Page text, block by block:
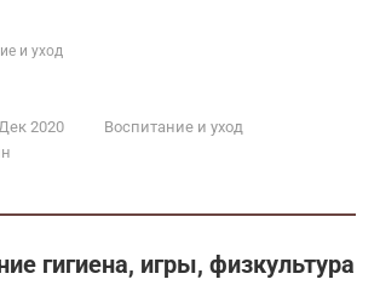
и уход
2020
Воспитание и уход
гигиена, игры, физкультура